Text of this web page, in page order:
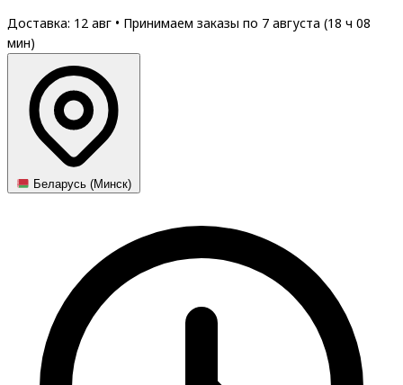
Доставка: 12 авг • Принимаем заказы по 7 августа (18 ч 08
мин)
Беларусь (Минск)